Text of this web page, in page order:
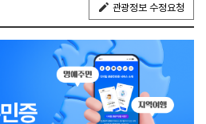
관광정보 수정요청